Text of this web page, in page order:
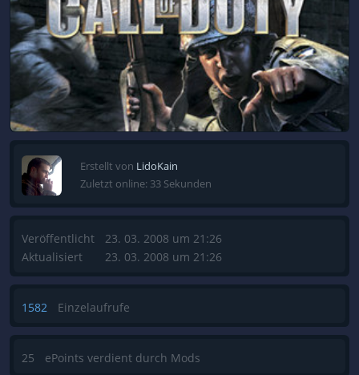
Erstellt von LidoKain
Zuletzt online: 33 Sekunden
Veröffentlicht
Aktualisiert
23. 03. 2008 um 21:26
23. 03. 2008 um 21:26
1582 Einzelaufrufe
25 ePoints verdient durch Mods